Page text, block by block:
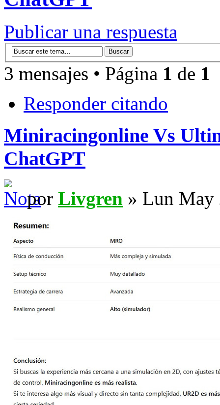
Publicar una respuesta
3 mensajes • Página 1 de 1
Responder citando
Miniracingonline Vs
ChatGPT
por Livgren » Lun May